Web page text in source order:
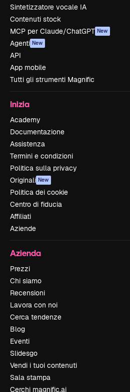
Sintetizzatore vocale IA
Contenuti stock
MCP per Claude/ChatGPT New
Agenti New
API
App mobile
Tutti gli strumenti Magnific
Inizia
Academy
Documentazione
Assistenza
Termini e condizioni
Politica sulla privacy
Originali New
Politica dei cookie
Centro di fiducia
Affiliati
Aziende
Azienda
Prezzi
Chi siamo
Recensioni
Lavora con noi
Cerca tendenze
Blog
Eventi
Slidesgo
Vendi i tuoi contenuti
Sala stampa
Cerchi magnific.ai